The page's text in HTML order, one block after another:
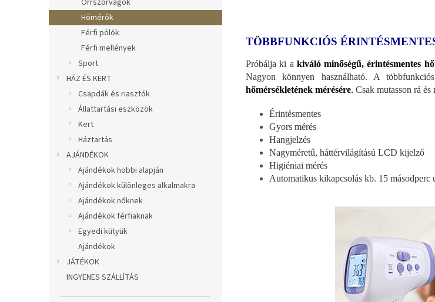
Orrszőrvágók
Hőmérők
Férfi pólók
Férfi mellények
Sport
HÁZ ÉS KERT
Csapdák és riasztók
Állattartási eszközök
Kert
Háztartás
AJÁNDÉKOK
Ajándékok hobbi alapján
Ajándékok különleges alkalmakra
Ajándékok nőknek
Ajándékok férfiaknak
Egyedi kütyük
Ajándékok
JÁTÉKOK
INGYENES SZÁLLÍTÁS
TÖBBFUNKCIÓS
Próbálja ki a kiváló minőségű, érintésmentes
Nagyon könnyen használható. A
hőmérsékletének mérésére. Csak mutasson rá
Érintésmentes
Gyors mérés
Hangjelzés
Nagyméretű, háttérvilágítású LCD kijelző
Higiéniai mérés
Automatikus kikapcsolás kb. 15 másodperc